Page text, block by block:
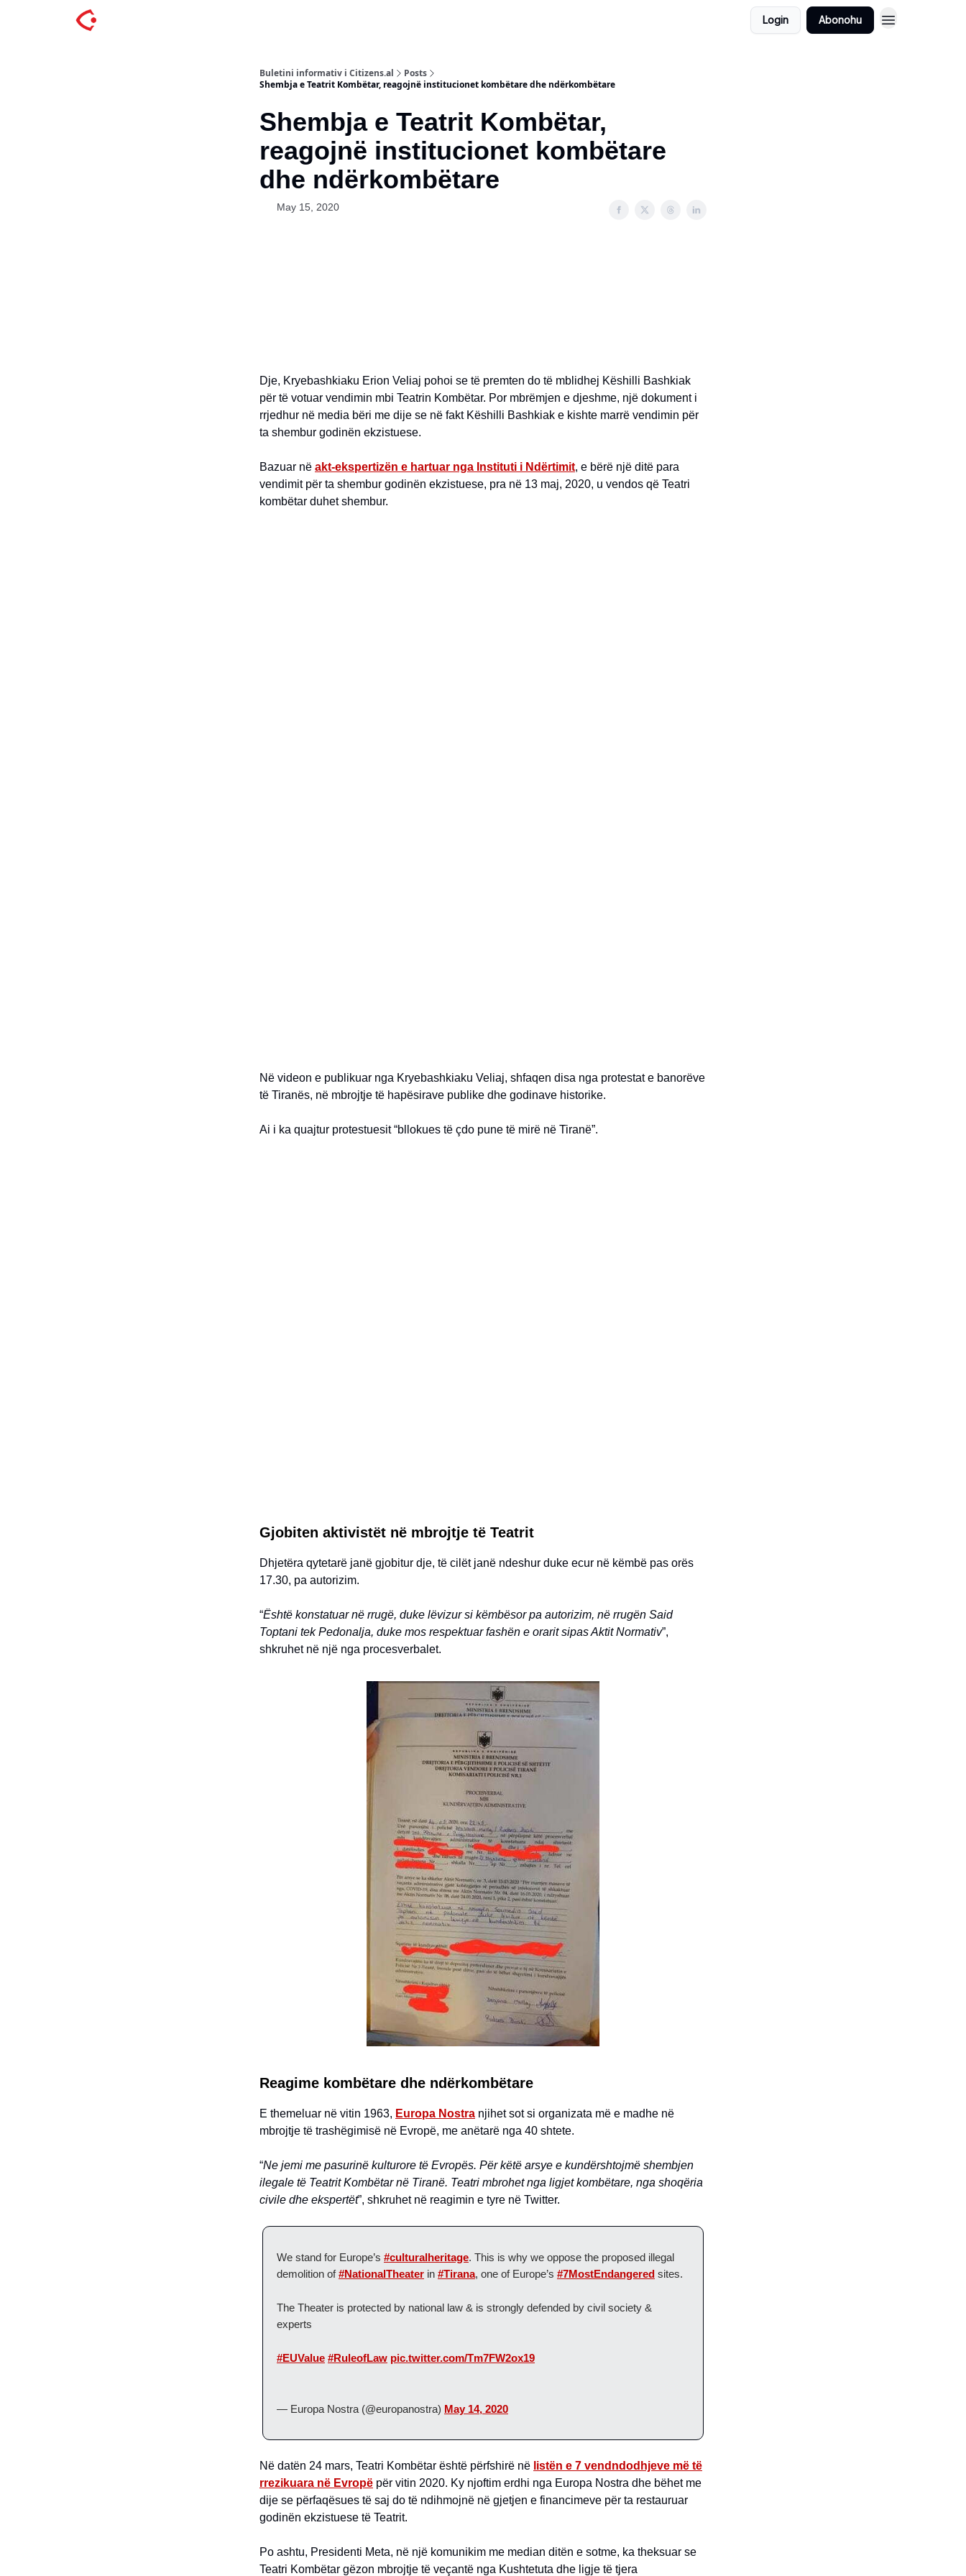
Login Abonohu
Buletini informativ i Citizens.al
Posts
Shembja e Teatrit Kombëtar, reagojnë institucionet kombëtare dhe ndërkombëtare
Shembja e Teatrit Kombëtar,
reagojnë institucionet kombëtare
dhe ndërkombëtare
May 15, 2020
Dje, Kryebashkiaku Erion Veliaj pohoi se të premten do të mblidhej Këshilli Bashkiak
për të votuar vendimin mbi Teatrin Kombëtar. Por mbrëmjen e djeshme, një dokument i
rrjedhur në media bëri me dije se në fakt Këshilli Bashkiak e kishte marrë vendimin për
ta shembur godinën ekzistuese.
Bazuar në akt-ekspertizën e hartuar nga Instituti i Ndërtimit, e bërë një ditë para
vendimit për ta shembur godinën ekzistuese, pra në 13 maj, 2020, u vendos që Teatri
kombëtar duhet shembur.
Në videon e publikuar nga Kryebashkiaku Veliaj, shfaqen disa nga protestat e banorëve
të Tiranës, në mbrojtje të hapësirave publike dhe godinave historike.
Ai i ka quajtur protestuesit “bllokues të çdo pune të mirë në Tiranë”.
Gjobiten aktivistët në mbrojtje të Teatrit
Dhjetëra qytetarë janë gjobitur dje, të cilët janë ndeshur duke ecur në këmbë pas orës
17.30, pa autorizim.
“Është konstatuar në rrugë, duke lëvizur si këmbësor pa autorizim, në rrugën Said
Toptani tek Pedonalja, duke mos respektuar fashën e orarit sipas Aktit Normativ”,
shkruhet në një nga procesverbalet.
Reagime kombëtare dhe ndërkombëtare
E themeluar në vitin 1963, Europa Nostra njihet sot si organizata më e madhe në
mbrojtje të trashëgimisë në Evropë, me anëtarë nga 40 shtete.
“Ne jemi me pasurinë kulturore të Evropës. Për këtë arsye e kundërshtojmë shembjen
ilegale të Teatrit Kombëtar në Tiranë. Teatri mbrohet nga ligjet kombëtare, nga shoqëria
civile dhe ekspertët”, shkruhet në reagimin e tyre në Twitter.
We stand for Europe’s #culturalheritage. This is why we oppose the proposed illegal
demolition of#NationalTheater in #Tirana, one of Europe’s #7MostEndangered sites.
The Theater is protected by national law & is strongly defended by civil society &
experts
#EUValue #RuleofLaw pic.twitter.com/Tm7FW2ox19
— Europa Nostra (@europanostra) May 14, 2020
Në datën 24 mars, Teatri Kombëtar është përfshirë në listën e 7 vendndodhjeve më të
rrezikuara në Evropë për vitin 2020. Ky njoftim erdhi nga Europa Nostra dhe bëhet me
dije se përfaqësues të saj do të ndihmojnë në gjetjen e financimeve për ta restauruar
godinën ekzistuese të Teatrit.
Po ashtu, Presidenti Meta, në një komunikim me median ditën e sotme, ka theksuar se
Teatri Kombëtar gëzon mbrojtje të veçantë nga Kushtetuta dhe ligje të tjera